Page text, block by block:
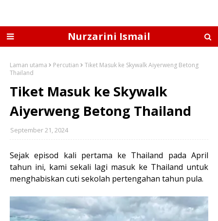
Nurzarini Ismail
Laman utama Percutian
Tiket Masuk ke Skywalk Aiyerweng Betong
Thailand
Tiket Masuk ke Skywalk
Aiyerweng Betong Thailand
September 21, 2024
Sejak episod kali pertama ke Thailand pada April
tahun ini, kami sekali lagi masuk ke Thailand untuk
menghabiskan cuti sekolah pertengahan tahun pula.